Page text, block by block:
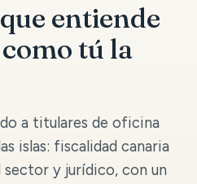
entiende
como tú la
a titulares de oficina
islas: fiscalidad canaria
sector y jurídico, con un